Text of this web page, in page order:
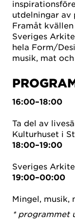
utdelningar av
Framåt
Sveriges
hela Form/
musik, mat
16:00–18:00
Ta del av
Kulturhuset i
18:00–19:00
Sveriges
19:00–00:00
Mingel, musik,
* programmet